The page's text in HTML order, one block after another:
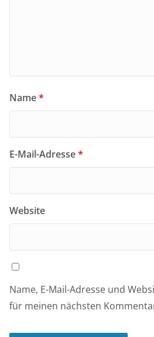
Name*
E-Mail-Adresse*
Website
Name, E-Mail-Adresse und
für meinen nächsten